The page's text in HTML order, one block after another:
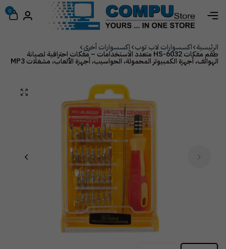
0
الرئيسية اكسسوارات لاب توب إكسسوارات أخرى
طقم مفكات HS-6032 متعدد الاستخدامات – مفكات احترافية لصيانة
الهواتف، أجهزة الكمبيوتر المحمولة، الحواسيب، أجهزة الألعاب، مشغلات MP3